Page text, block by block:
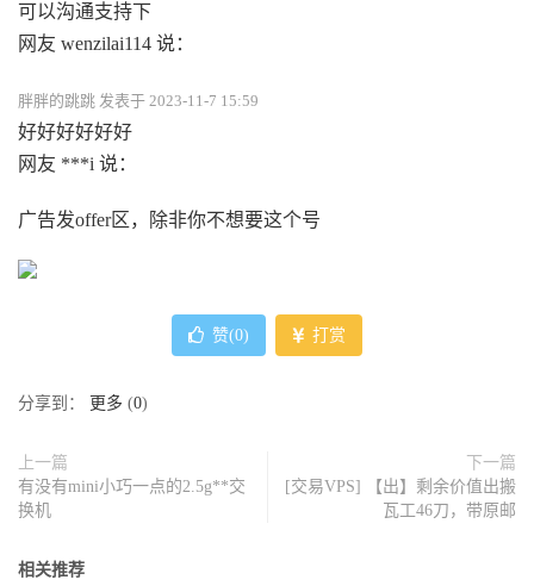
可以沟通支持下
网友 wenzilai114 说：
胖胖的跳跳 发表于 2023-11-7 15:59
好好好好好好
网友 ***i 说：
广告发offer区，除非你不想要这个号
赞(0) 打赏
分享到： 更多 (0)
上一篇
有没有mini小巧一点的2.5g**交
换机
下一篇
[交易VPS] 【出】剩余价值出搬
瓦工46刀，带原邮
相关推荐